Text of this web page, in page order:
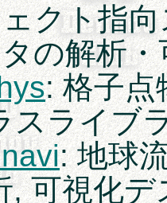
クト指
の解析
: 格子点
スライブ
: 地球
, 可視化